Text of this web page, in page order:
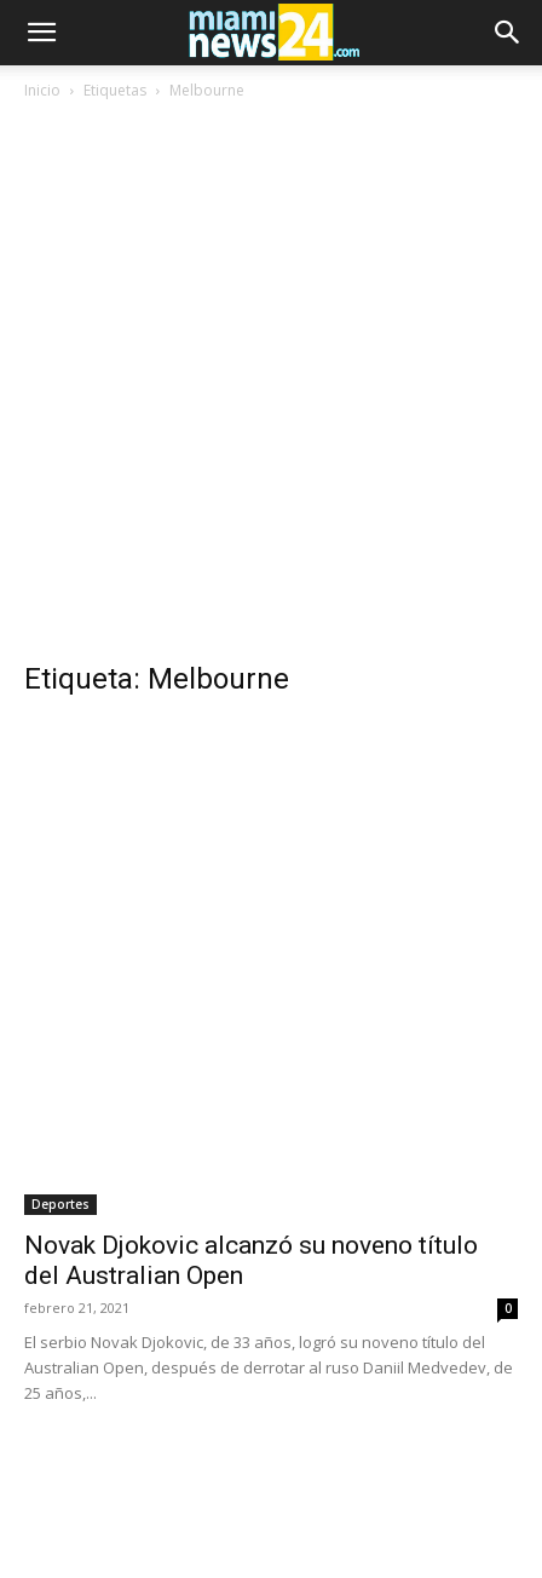
Inicio Etiquetas Melbourne
Etiqueta: Melbourne
Deportes
Novak Djokovic alcanzó su noveno título
del Australian Open
febrero 21, 2021 0
El serbio Novak Djokovic, de 33 años, logró su noveno título del
Australian Open, después de derrotar al ruso Daniil Medvedev, de
25 años,...